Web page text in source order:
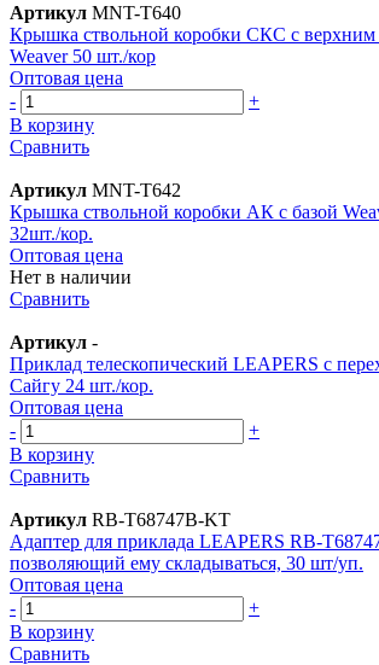
Артикул MNT-T640
Крышка ствольной коробки СКС с верхним
Weaver 50 шт./кор
Оптовая цена
-
+
В корзину
Сравнить
Артикул MNT-T642
Крышка ствольной коробки АК с базой
32шт./кор.
Оптовая цена
Нет в наличии
Сравнить
Артикул -
Приклад телескопический LEAPERS с
Сайгу 24 шт./кор.
Оптовая цена
-
+
В корзину
Сравнить
Артикул RB-T68747B-KT
Адаптер для приклада LEAPERS RB-
позволяющий ему складываться, 30 шт/уп.
Оптовая цена
-
+
В корзину
Сравнить